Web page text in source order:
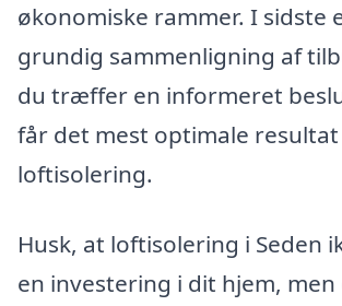
økonomiske rammer. I sidste
grundig sammenligning af
du træffer en informeret
får det mest optimale
loftisolering.
Husk, at loftisolering i Seden
en investering i dit hjem, men